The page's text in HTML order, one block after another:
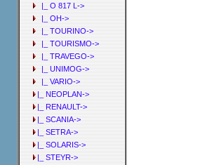
|_ O 817 L->
|_ OH->
|_ TOURINO->
|_ TOURISMO->
|_ TRAVEGO->
|_ UNIMOG->
|_ VARIO->
|_ NEOPLAN->
|_ RENAULT->
|_ SCANIA->
|_ SETRA->
|_ SOLARIS->
|_ STEYR->